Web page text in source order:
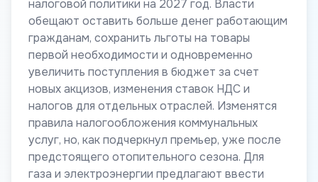
налоговой политики на 2027 год. Власти
обещают оставить больше денег работающим
гражданам, сохранить льготы на товары
первой необходимости и одновременно
увеличить поступления в бюджет за счет
новых акцизов, изменения ставок НДС и
налогов для отдельных отраслей. Изменятся
правила налогообложения коммунальных
услуг, но, как подчеркнул премьер, уже после
предстоящего отопительного сезона. Для
газа и электроэнергии предлагают ввести